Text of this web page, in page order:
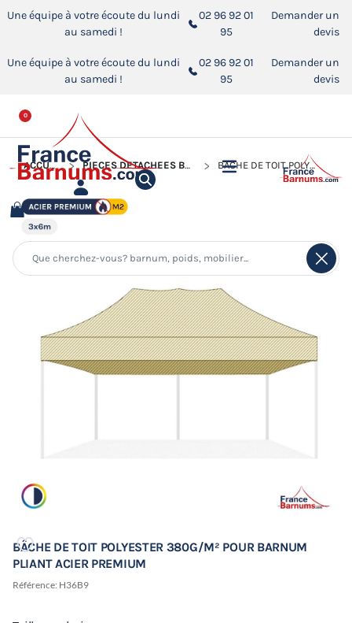
Une équipe à votre écoute du lundi
au samedi !
02 96 92 01
95
Demander un
devis
Une équipe à votre écoute du lundi
au samedi !
02 96 92 01
95
Demander un
devis
0
ACCUEIL PIÈCES DÉTACHÉES BARNUMS PLIANTS BÂCHE DE TOIT POLYESTER 380G/M² POUR BARNUM PLIANT ACIER PREMIUM
BÂCHE DE TOIT POLYESTER 380G/M² POUR BARNUM
PLIANT ACIER PREMIUM
Référence: H36B9